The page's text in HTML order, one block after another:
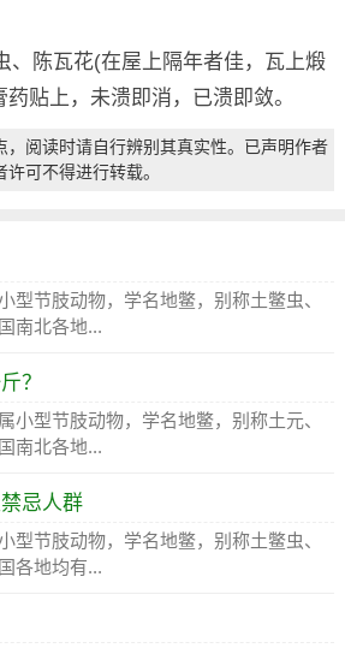
、陈瓦花(在屋上隔年者佳，瓦上煅
贴上，未溃即消，已溃即敛。
，阅读时请自行辨别其真实性。已声明作者
可不得进行转载。
型节肢动物，学名地鳖，别称土鳖虫、
南北各地...
？
小型节肢动物，学名地鳖，别称土元、
南北各地...
忌人群
型节肢动物，学名地鳖，别称土鳖虫、
各地均有...